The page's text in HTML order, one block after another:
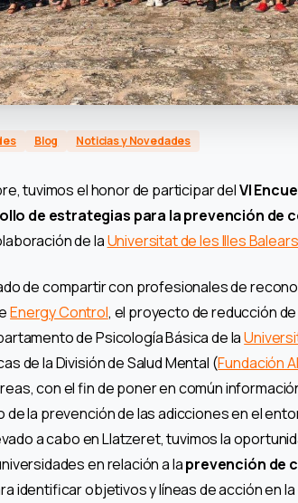
Blog Noticias y Novedades
tuvimos el honor de participar delVI
de estrategias para la prevención de
de laUniversitat de les Illes Balears
de compartir con profesionales de
Energy Control, el proyecto de reducción
de Psicología Básica de la
de la División de Salud Mental (Fundación
con el fin de poner en común
la prevención de las adicciones en el
a cabo en Llatzeret, tuvimos la
en relación a laprevención de
identificar objetivos y líneas de acción en